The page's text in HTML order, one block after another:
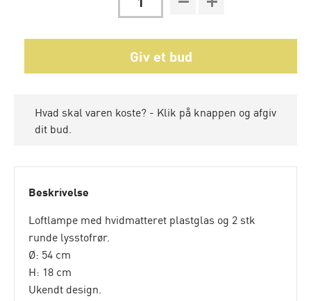
Giv et bud
Hvad skal varen koste? - Klik på knappen og afgiv
dit bud.
Beskrivelse
Loftlampe med hvidmatteret plastglas og 2 stk
runde lysstofrør.
Ø: 54 cm
H: 18 cm
Ukendt design.